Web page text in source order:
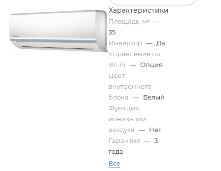
Характеристики
Площадь, м² —
35
Инвертор — Да
Управление по
Wi-Fi
— Опция
Цвет
внутреннего
блока — Белый
Функция
ионизации
воздуха — Нет
Гарантия — 3
года
Все